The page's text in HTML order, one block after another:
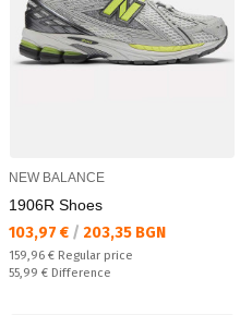
NEW BALANCE
1906R Shoes
Текуща цена:
103,97 € / 203,35 BGN
Regular price:
159,96 € Regular price
Спестявате:
55,99 € Difference